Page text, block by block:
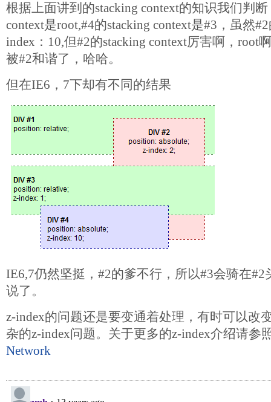
根据上面讲到的stacking context的知识我们判断
context是root,#4的stacking context是#3，虽然
index：10,但#2的stacking context厉害啊，root
被#2和谐了，哈哈。
但在IE6，7下却有不同的结果
IE6,7仍然坚挺，#2的爹不行，所以#3会骑在#2
说了。
z-index的问题还是要变通着处理，有时可以改
杂的z-index问题。关于更多的z-index介绍请参
Network